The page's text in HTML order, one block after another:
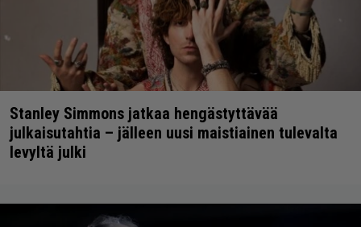
Stanley Simmons jatkaa hengästyttävää
julkaisutahtia – jälleen uusi maistiainen tulevalta
levyltä julki